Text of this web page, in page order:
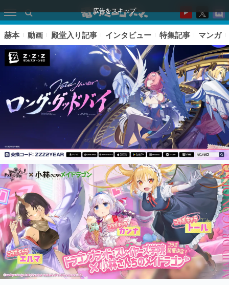
広告をスキップ
ピックアップ
電ファミのいま読まれている記事ランキング
アプリセール情報
インタビュー
連載・特集一覧
赫本 動画 殿堂入り記事 インタビュー 特集記事 マンガ